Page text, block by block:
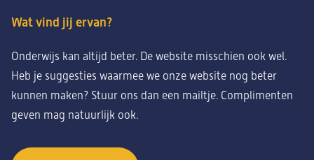
Wat vind jij ervan?
Onderwijs kan altijd beter. De website misschien ook wel.
Heb je suggesties waarmee we onze website nog beter
kunnen maken? Stuur ons dan een mailtje. Complimenten
geven mag natuurlijk ook.